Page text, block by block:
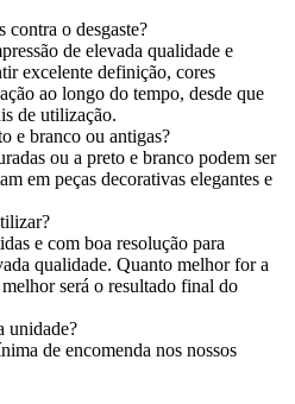
o desgaste?
de elevada qualidade e
excelente definição, cores
ao longo do tempo, desde que
de utilização.
e branco ou antigas?
ou a preto e branco podem ser
em peças decorativas elegantes e
e com boa resolução para
qualidade. Quanto melhor for a
será o resultado final do
unidade?
de encomenda nos nossos